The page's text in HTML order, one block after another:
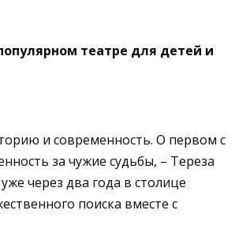
театре для детей и
и современность. О первом с
за чужие судьбы, – Тереза
через два года в столице
поиска вместе с